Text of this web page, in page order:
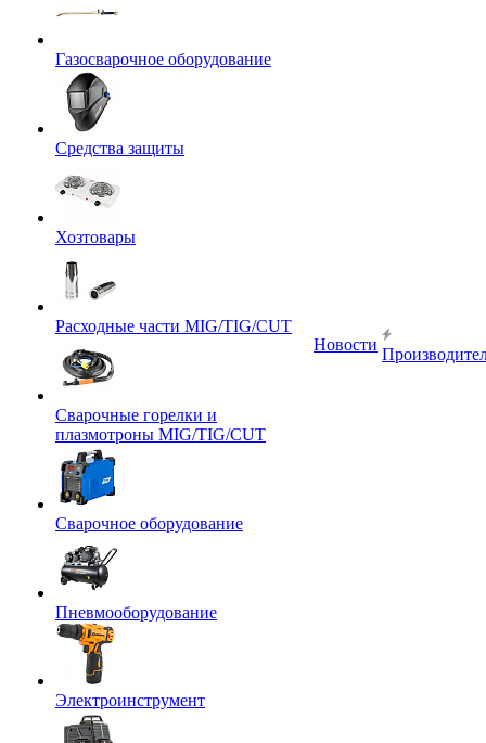
Газосварочное оборудование
Средства защиты
Хозтовары
Расходные части MIG/TIG/CUT
Сварочные горелки и
плазмотроны MIG/TIG/CUT
Сварочное оборудование
Пневмооборудование
Электроинструмент
Новости